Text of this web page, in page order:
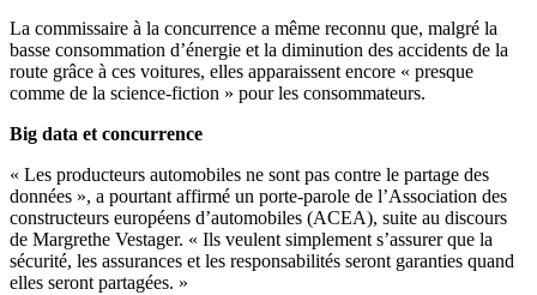
La commissaire à la concurrence a même reconnu que, malgré la
basse consommation d’énergie et la diminution des accidents de la
route grâce à ces voitures, elles apparaissent encore « presque
comme de la science-fiction » pour les consommateurs.
Big data et concurrence
« Les producteurs automobiles ne sont pas contre le partage des
données », a pourtant affirmé un porte-parole de l’Association des
constructeurs européens d’automobiles (ACEA), suite au discours
de Margrethe Vestager. « Ils veulent simplement s’assurer que la
sécurité, les assurances et les responsabilités seront garanties quand
elles seront partagées. »